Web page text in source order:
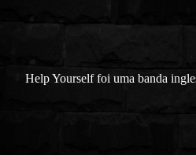
Help Yourself foi uma banda